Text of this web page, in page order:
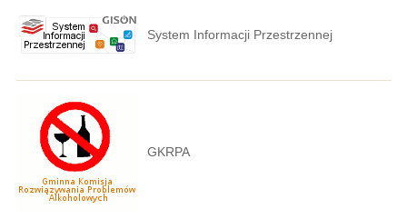
System Informacji Przestrzennej
GKRPA